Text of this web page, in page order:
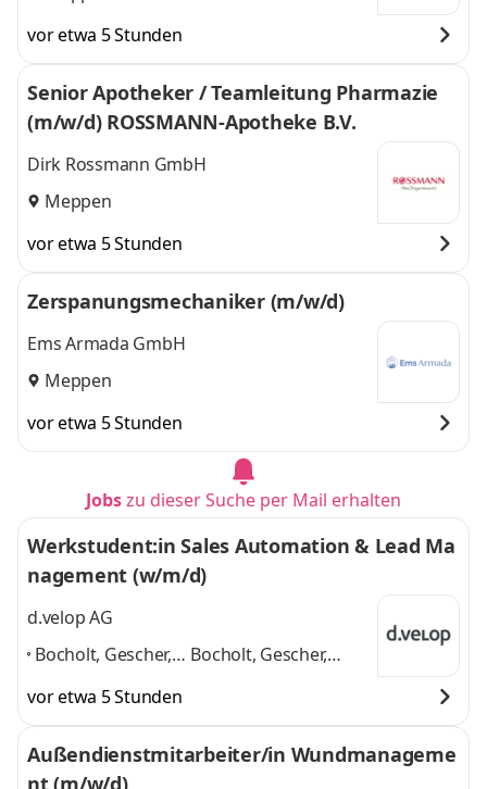
vor etwa 5 Stunden
Senior Apotheker / Teamleitung Pharmazie
(m/w/d) ROSSMANN-Apotheke B.V.
Dirk Rossmann GmbH
Meppen
vor etwa 5 Stunden
Zerspanungsmechaniker (m/w/d)
Ems Armada GmbH
Meppen
vor etwa 5 Stunden
Jobszu dieser Suche per Mail erhalten
Werkstudent:in Sales Automation & Lead Ma
nagement (w/m/d)
d.velop AG
Bocholt, Gescher,
Osnabrück,
Schöppingen,
Mobile Office,
Bocholt, Gescher,
Schöppingen, Mobile
Officeund 4 weitere
vor etwa 5 Stunden
Außendienstmitarbeiter/in Wundmanageme
nt (m/w/d)